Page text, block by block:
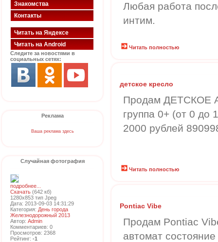
Знакомства
Контакты
Читать на Яндексе
Читать на Android
Следите за новостями в
социальных сетях:
Реклама
Ваша реклама здесь
Случайная фотография
подробнее...
Скачать (642 кб)
1280x853 тип Jpeg
Дата: 2013-09-03 14:31:29
Категория: День города
Железнодорожный 2013
Автор: Admin
Комментариев: 0
Просмотров: 2368
Рейтинг: -1
Любая работа
интим.
Читать полностью
детское кресло
Продам ДЕТСКОЕ
группа 0+ (от 0 до
2000 рублей
Читать полностью
Pontiac Vibe
Продам Pontiac
автомат